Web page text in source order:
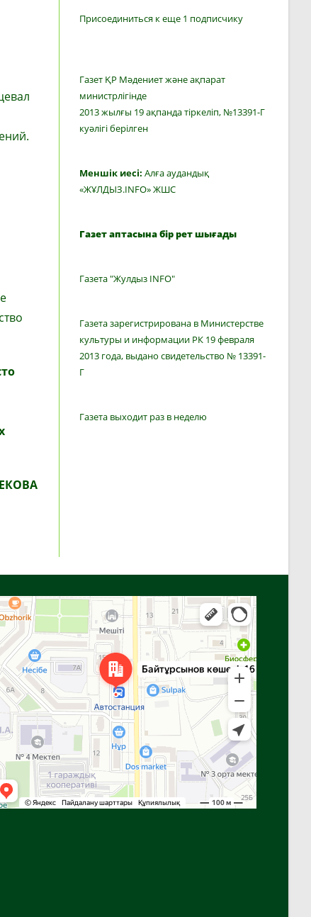
Присоединиться к еще 1 подписчику
Газет ҚР Мәдениет және ақпарат
министрлігінде
2013 жылғы 19 ақпанда тіркеліп, №13391-Г
куәлігі берілген
Меншік иесі: Алға аудандық
«ЖҰЛДЫЗ.INFO» ЖШС
Газет аптасына бір рет шығады
Газета "Жулдыз INFO"
Газета зарегистрирована в Министерстве
культуры и информации РК 19 февраля
2013 года, выдано свидетельство № 13391-
Г
Газета выходит раз в неделю
Байтурсынова, 16 — Яндекс Карты